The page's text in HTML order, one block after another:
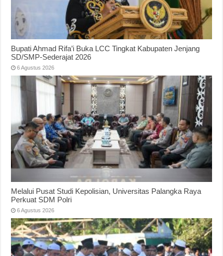
Bupati Ahmad Rifa’i Buka LCC Tingkat Kabupaten Jenjang
SD/SMP-Sederajat 2026
6 Agustus 2026
Melalui Pusat Studi Kepolisian, Universitas Palangka Raya
Perkuat SDM Polri
6 Agustus 2026